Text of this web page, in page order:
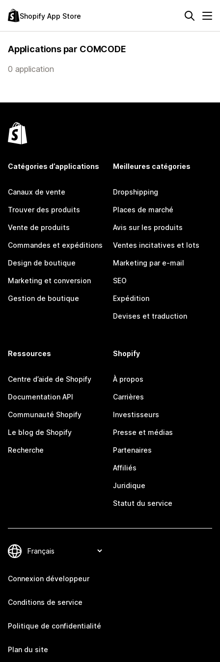
Shopify App Store
Applications par COMCODE
0 application
Catégories d’applications
Canaux de vente
Trouver des produits
Vente de produits
Commandes et expéditions
Design de boutique
Marketing et conversion
Gestion de boutique
Meilleures catégories
Dropshipping
Places de marché
Avis sur les produits
Ventes incitatives et lots
Marketing par e-mail
SEO
Expédition
Devises et traduction
Ressources
Centre d’aide de Shopify
Documentation API
Communauté Shopify
Le blog de Shopify
Recherche
Shopify
À propos
Carrières
Investisseurs
Presse et médias
Partenaires
Affiliés
Juridique
Statut du service
Connexion développeur
Conditions de service
Politique de confidentialité
Plan du site